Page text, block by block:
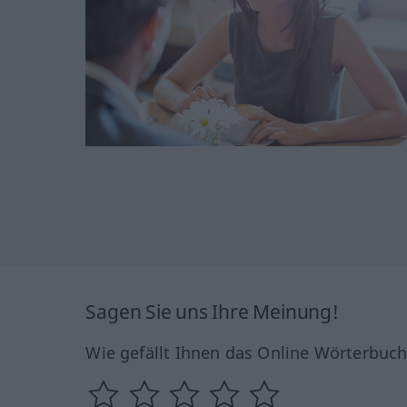
Sagen Sie uns Ihre Meinung!
Wie gefällt Ihnen das Online